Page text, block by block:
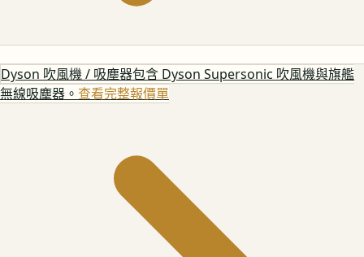
Dyson 吹風機 / 吸塵器包含 Dyson Supersonic 吹風機與旗艦
無線吸塵器。 查看完整報價單